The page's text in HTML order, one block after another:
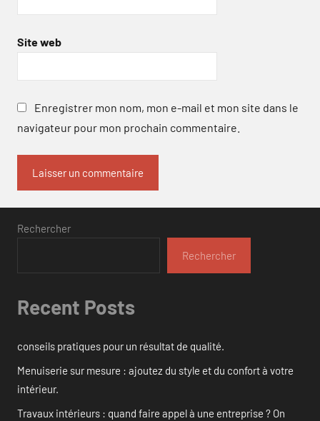
Site web
Enregistrer mon nom, mon e-mail et mon site dans le
navigateur pour mon prochain commentaire.
Rechercher
Rechercher
Recent Posts
conseils pratiques pour un résultat de qualité.
Menuiserie sur mesure : ajoutez du style et du confort à votre
intérieur.
Travaux intérieurs : quand faire appel à une entreprise ? On